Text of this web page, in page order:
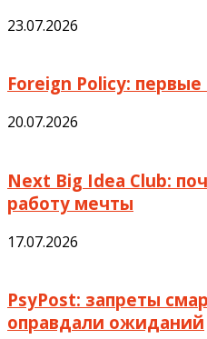
23.07.2026
Foreign Policy:
20.07.2026
Next Big Idea Club:
работу мечты
17.07.2026
PsyPost: запреты
оправдали ожиданий